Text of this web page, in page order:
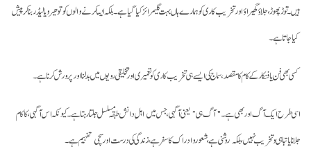
ہیں۔ توڑپھوڑ، جلاؤ گھیراؤ اور تخریب کاری کو ہمارے ہاں بہت گلیمرائز کیا گیا ہے۔ بلکہ ایسا کرنے والوں کو تو ھیرو یا لیڈر بنا کر پیش
کیا جاتا ہے۔
کسی بھی فن یا فنکار کے کام کا مقصد، سماج کی ایسے ہی تخریب کاری کو تعمیری اور تخلیقی رویوں میں بدلنا اور پرورش کرنا ہے۔
اسی طرح ایک آگ اور بھی ہے۔ "آگ ہی” یعنی آگہی، جس میں اہلِ دانش طبقہ مسلسل جلتا رہتا ہے۔ کیونکہ اس آگہی، کا کام
جلانا یا تباہی و تخریب نہیں، بلکہ روشنی ہے، شعور و ادراک کا سفر ہے، زندگی کی درست اور سچی تفہیم ہے۔